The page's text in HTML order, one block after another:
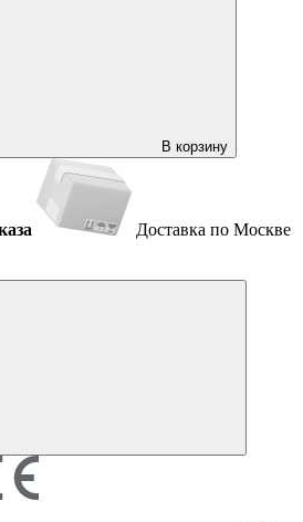
В корзину
Доставка по Москве